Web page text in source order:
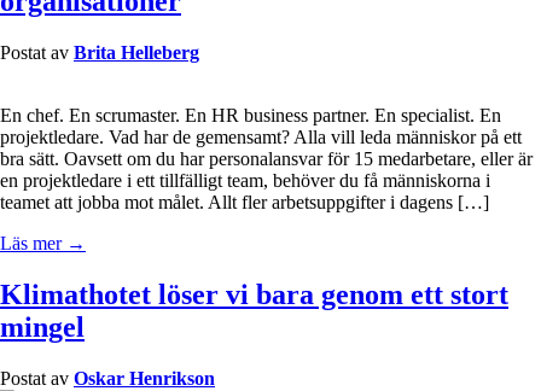
Postat av Brita Helleberg
En chef. En scrumaster. En HR business partner. En specialist. En
projektledare. Vad har de gemensamt? Alla vill leda människor på ett
bra sätt. Oavsett om du har personalansvar för 15 medarbetare, eller är
en projektledare i ett tillfälligt team, behöver du få människorna i
teamet att jobba mot målet. Allt fler arbetsuppgifter i dagens […]
Läs mer →
Klimathotet löser vi bara genom ett stort
mingel
Postat av Oskar Henrikson